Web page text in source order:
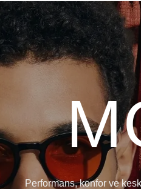
Performans, konfor ve